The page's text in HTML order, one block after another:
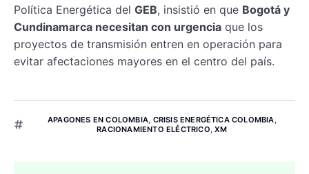
Política Energética del GEB, insistió en que Bogotá y
Cundinamarca necesitan con urgencia que los
proyectos de transmisión entren en operación para
evitar afectaciones mayores en el centro del país.
APAGONES EN COLOMBIA, CRISIS ENERGÉTICA COLOMBIA,
RACIONAMIENTO ELÉCTRICO,XM